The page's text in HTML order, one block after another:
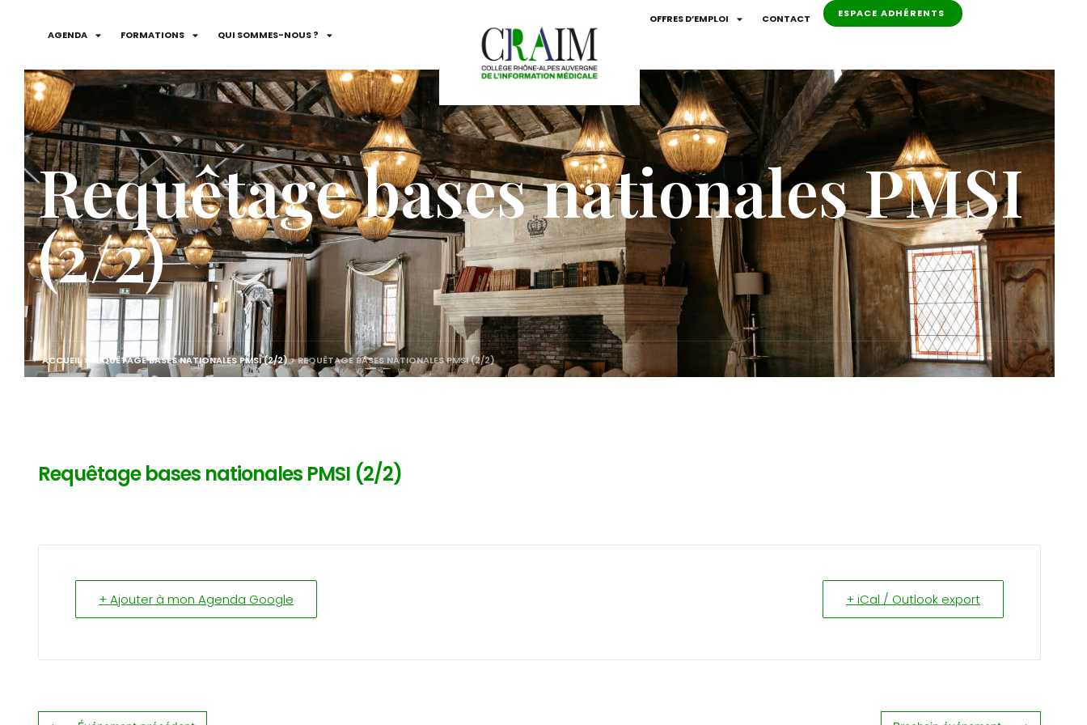
AGENDA FORMATIONS QUI SOMMES-NOUS ?
OFFRES D’EMPLOI CONTACT ESPACE ADHÉRENTS
Requêtage bases nationales PMSI
(2/2)
ACCUEIL> REQUÊTAGE BASES NATIONALES PMSI (2/2)>REQUÊTAGE BASES NATIONALES PMSI (2/2)
Requêtage bases nationales PMSI (2/2)
+ Ajouter à mon Agenda Google + iCal / Outlook export